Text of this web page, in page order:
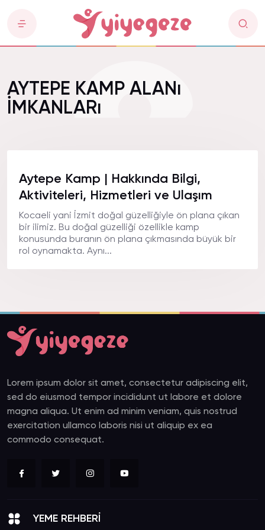
AYTEPE KAMP ALANı
İMKANLARı
Aytepe Kamp | Hakkında Bilgi,
Aktiviteleri, Hizmetleri ve Ulaşım
Kocaeli yani İzmit doğal güzelliğiyle ön plana çıkan
bir ilimiz. Bu doğal güzelliği özellikle kamp
konusunda buranın ön plana çıkmasında büyük bir
rol oynamakta. Aynı...
Lorem ipsum dolor sit amet, consectetur adipiscing elit,
sed do eiusmod tempor incididunt ut labore et dolore
magna aliqua. Ut enim ad minim veniam, quis nostrud
exercitation ullamco laboris nisi ut aliquip ex ea
commodo consequat.
YEME REHBERİ